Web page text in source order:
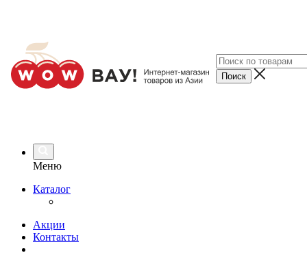
Меню
Каталог
Акции
Контакты